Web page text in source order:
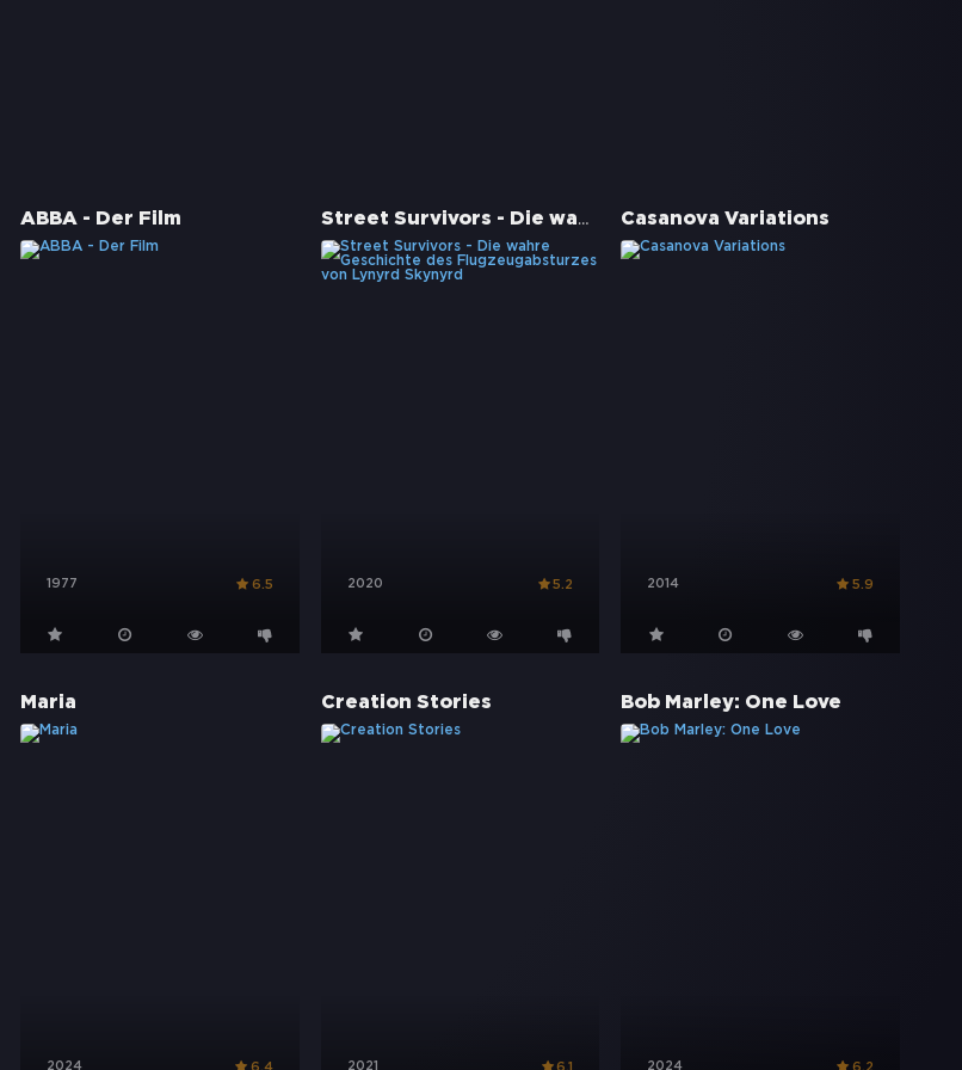
ABBA - Der Film
1977 6.5
Street Survivors - Die wahre Geschichte des Flugzeugabsturzes von Lynyrd Skynyrd
2020 5.2
Casanova Variations
2014 5.9
Maria
2024
Creation Stories
2021
Bob Marley: One Love
2024